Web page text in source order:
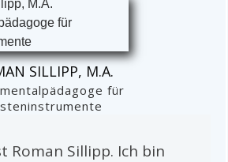
SILLIPP, M.A.
für
Roman Sillipp. Ich bin